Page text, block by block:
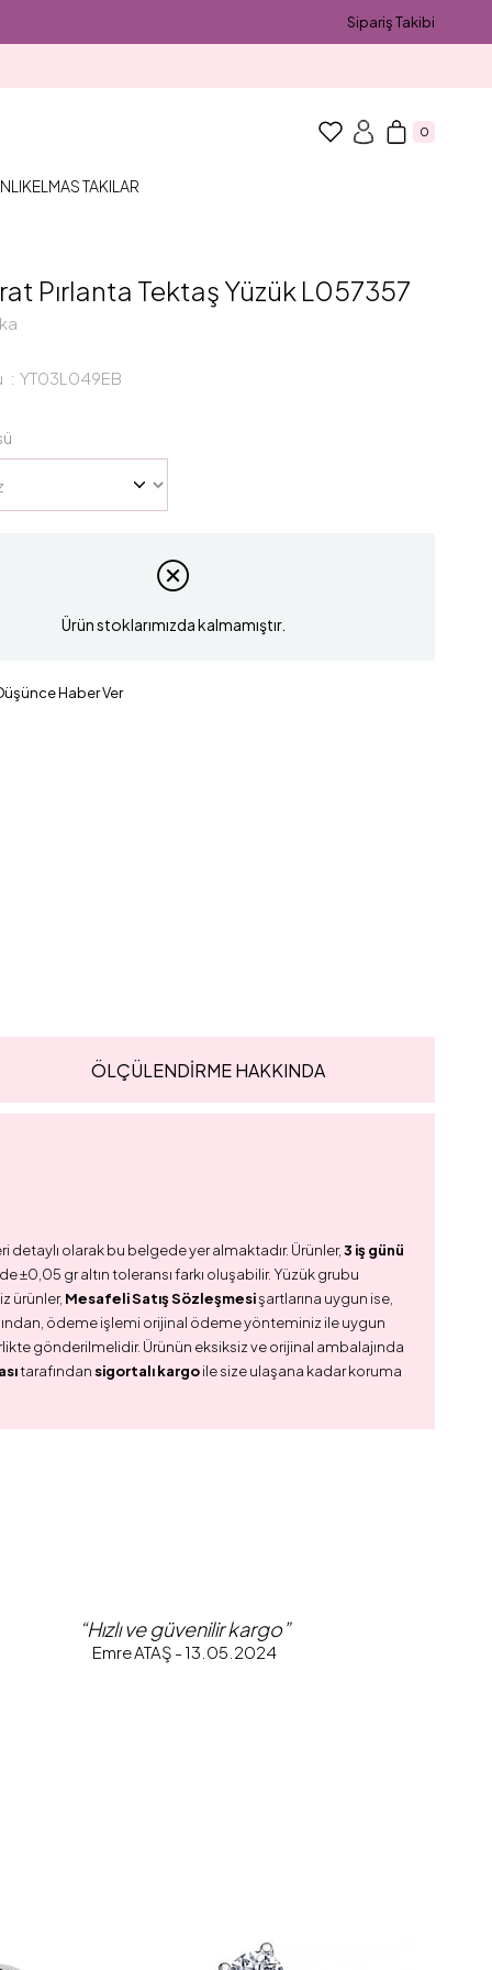
Sipariş Takibi
0
ELMAS TAKILAR
Pırlanta Tektaş Yüzük L057357
YT03L049EB
Ürün stoklarımızda kalmamıştır.
Haber Ver
ÖLÇÜLENDİRME HAKKINDA
olarak bu belgede yer almaktadır. Ürünler,3 iş günü
gr altın toleransı farkı oluşabilir. Yüzük grubu
ürünler, Mesafeli Satış Sözleşmesişartlarına uygun ise,
ödeme işlemi orijinal ödeme yönteminiz ile uygun
gönderilmelidir. Ürünün eksiksiz ve orijinal ambalajında
tarafından sigortalı kargoile size ulaşana kadar koruma
“Hızlı ve güvenilir kargo”
Emre ATAŞ - 13.05.2024